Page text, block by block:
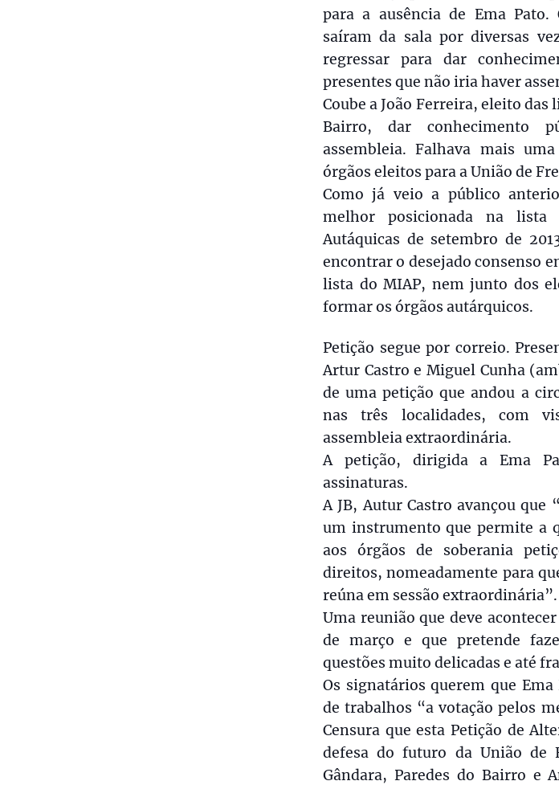
para a ausência de Ema
saíram da sala por diversas
regressar para dar
presentes que não iria haver
Coube a João Ferreira, eleito das
Bairro, dar conhecimento
assembleia. Falhava mais
órgãos eleitos para a União de
Como já veio a público
melhor posicionada na lista
Autáquicas de setembro de
encontrar o desejado consenso
lista do MIAP, nem junto dos
formar os órgãos autárquicos.
Petição segue por correio.
Artur Castro e Miguel Cunha
de uma petição que andou a
nas três localidades, com
assembleia extraordinária.
A petição, dirigida a Ema
assinaturas.
A JB, Autur Castro avançou que
um instrumento que permite a
aos órgãos de soberania
direitos, nomeadamente para
reúna em sessão extraordinária”.
Uma reunião que deve
de março e que pretende
questões muito delicadas e até
Os signatários querem que
de trabalhos “a votação pelos
Censura que esta Petição de
defesa do futuro da União de
Gândara, Paredes do Bairro e